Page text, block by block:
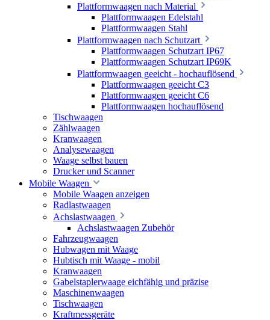
Plattformwaagen nach Material
Plattformwaagen Edelstahl
Plattformwaagen Stahl
Plattformwaagen nach Schutzart
Plattformwaagen Schutzart IP67
Plattformwaagen Schutzart IP69K
Plattformwaagen geeicht - hochauflösend
Plattformwaagen geeicht C3
Plattformwaagen geeicht C6
Plattformwaagen hochauflösend
Tischwaagen
Zählwaagen
Kranwaagen
Analysewaagen
Waage selbst bauen
Drucker und Scanner
Mobile Waagen
Mobile Waagen anzeigen
Radlastwaagen
Achslastwaagen
Achslastwaagen Zubehör
Fahrzeugwaagen
Hubwagen mit Waage
Hubtisch mit Waage - mobil
Kranwaagen
Gabelstaplerwaage eichfähig und präzise
Maschinenwaagen
Tischwaagen
Kraftmessgeräte